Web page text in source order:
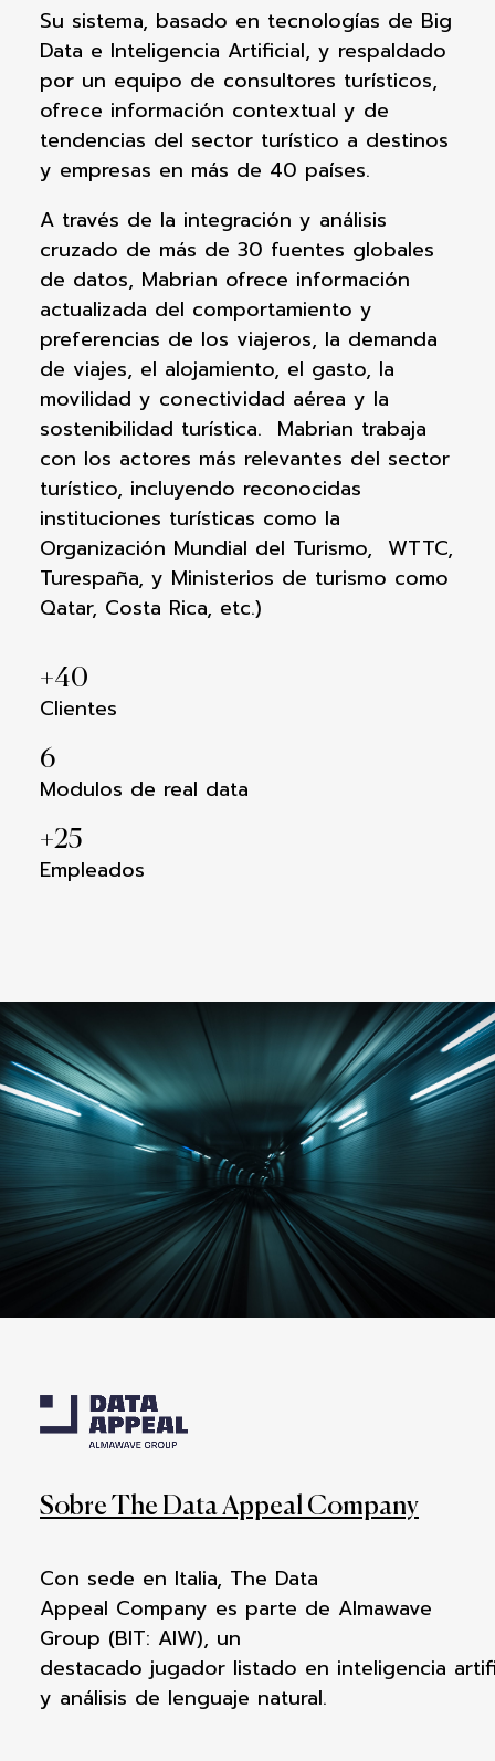
Su sistema, basado en tecnologías de Big
Data e Inteligencia Artificial, y respaldado
por un equipo de consultores turísticos,
ofrece información contextual y de
tendencias del sector turístico a destinos
y empresas en más de 40 países.
A través de la integración y análisis
cruzado de más de 30 fuentes globales
de datos, Mabrian ofrece información
actualizada del comportamiento y
preferencias de los viajeros, la demanda
de viajes, el alojamiento, el gasto, la
movilidad y conectividad aérea y la
sostenibilidad turística. Mabrian trabaja
con los actores más relevantes del sector
turístico, incluyendo reconocidas
instituciones turísticas como la
Organización Mundial del Turismo, WTTC,
Turespaña, y Ministerios de turismo como
Qatar, Costa Rica, etc.)
+40
Clientes
6
Modulos de real data
+25
Empleados
Sobre The Data Appeal Company
Con sede en Italia, The Data
Appeal Company es parte de Almawave
Group (BIT: AIW), un
destacado jugador listado en inteligencia
y análisis de lenguaje natural.